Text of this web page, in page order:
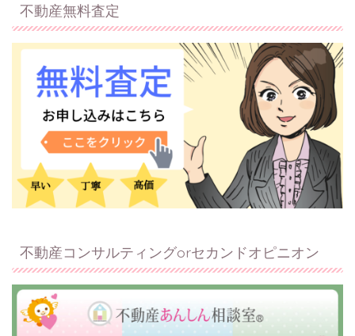
不動産無料査定
不動産コンサルティングorセカンドオピニオン